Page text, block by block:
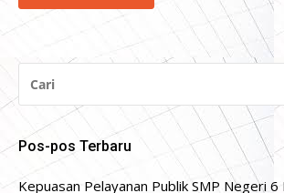
UNTUK:
Pos-pos Terbaru
Kepuasan Pelayanan Publik SMP Negeri 6